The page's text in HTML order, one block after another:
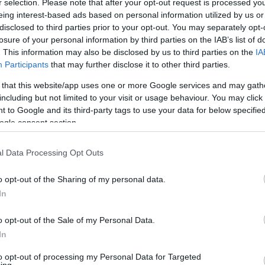
selection. Please note that after your opt-out request is processed
interest-based ads based on personal information utilized by us
to third parties prior to your opt-out. You may separately
of your personal information by third parties on the IAB’s list of
This information may also be disclosed by us to third parties on the
Participants that may further disclose it to other third parties.
that this website/app uses one or more Google services and may
but not limited to your visit or usage behaviour. You may
to Google and its third-party tags to use your data for below
consent section.
Data Processing Opt Outs
opt-out of the Sharing of my personal data.
opt-out of the Sale of my Personal Data.
opt-out of processing my Personal Data for Targeted
του,Παναγιώτης,ο οποίος έμεινε εκεί έως
τωνΜπακς στο NBA, αγωνίστηκε την
Τούμπινγκεν έχοντας 10,5 πόντους, 3,5
λεπτά κατά μέσο όρο.
ψηλός (2,01μ.) γκαρντ, έχει αγωνιστεί
2022-2023.
είχε παραχωρήσει τον παίκτη δανεικό στην
αντίπερα όχθη και βρέθηκε στους
Θάντερς, πριν επιστρέψει ξανά στον